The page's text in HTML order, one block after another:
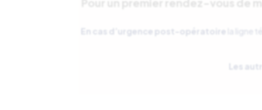
En cas d’urgence post-opératoire la ligne
Les